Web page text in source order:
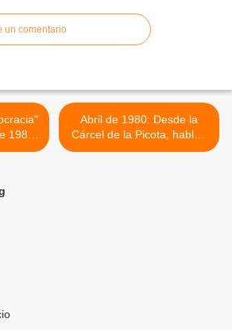
un comentario
1981,
Abril de 1980: Desde la
Cárcel de la Picota, hablan
los Comandantes del M-19